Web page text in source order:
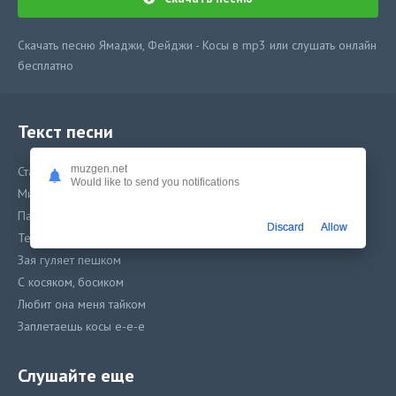
Скачать песню Ямаджи, Фейджи - Косы в mp3 или слушать онлайн
бесплатно
Текст песни
Стайл её на миллион
Миллион, миллион
Пара гудков на её
Телефон, телефон
Зая гуляет пешком
С косяком, босиком
Любит она меня тайком
Заплетаешь косы е-е-е
Когда снова осень за окном, е
Слушайте еще
muzgen.net
Would like to send you notifications
Discard Allow